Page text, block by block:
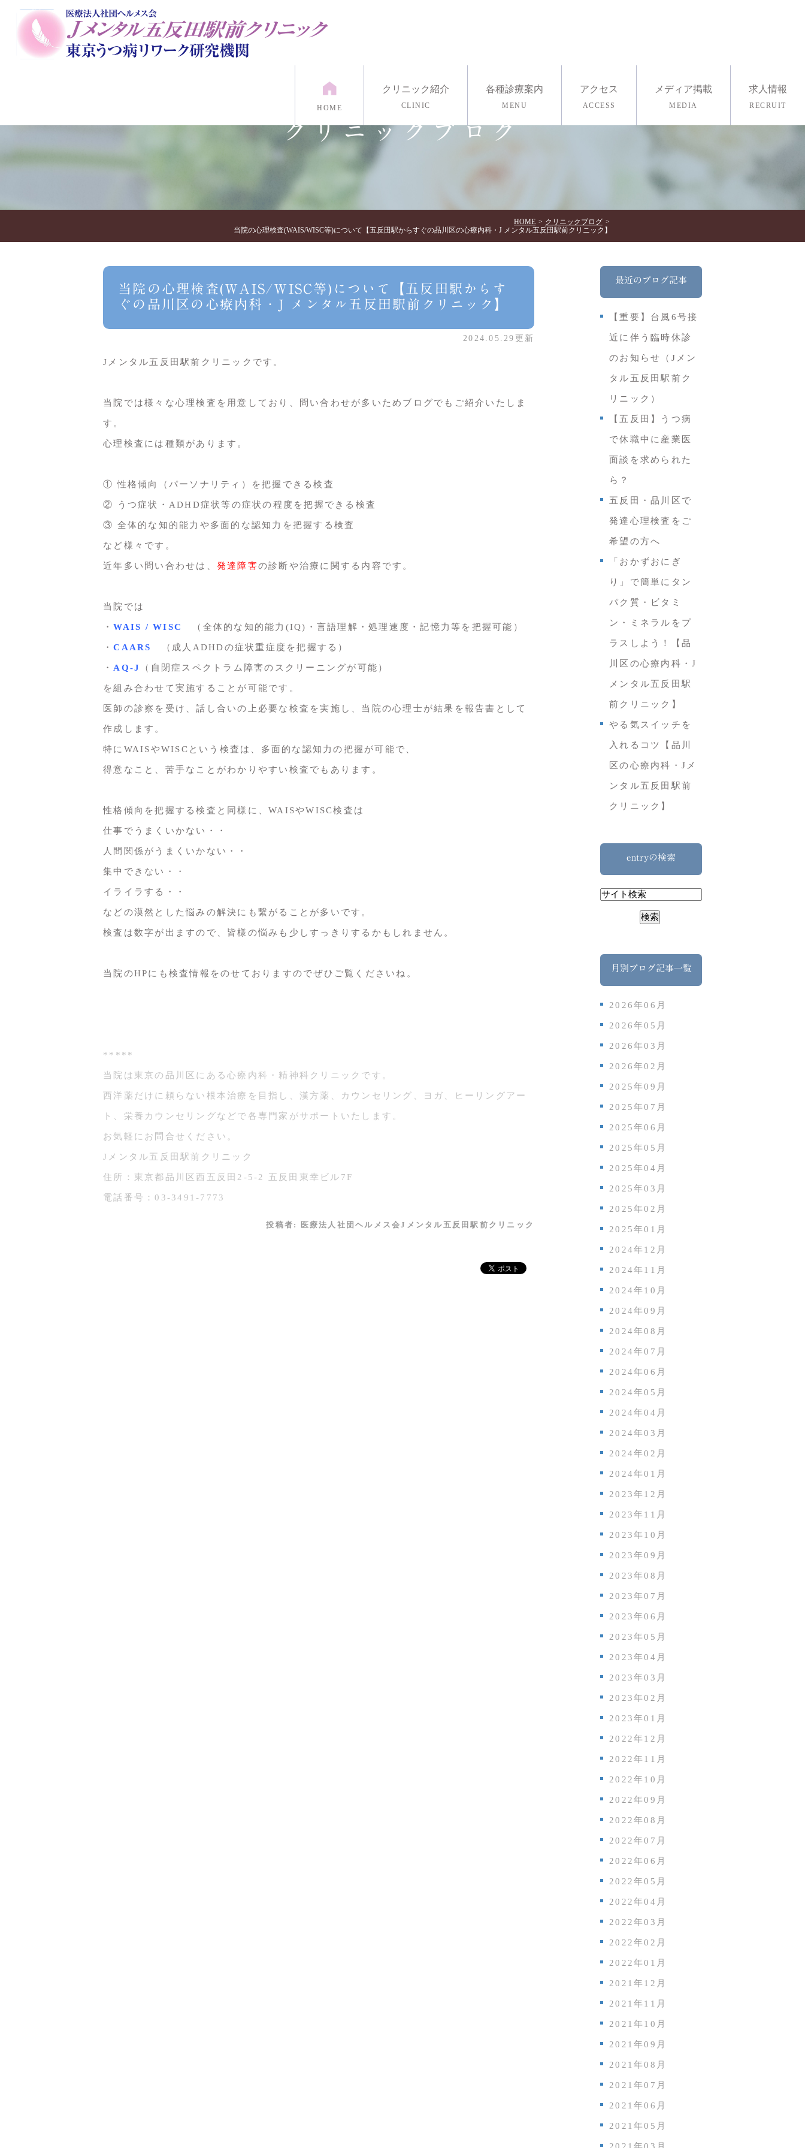
HOME
クリニック紹介
CLINIC
医院紹介 アクセス・診療時間
各種診療案内
MENU
漢方外来 発達外来 リワーク外来
アクセス
ACCESS
メディア掲載
MEDIA
求人情報
RECRUIT
クリニックブログ
HOME
クリニックブログ
当院の心理検査(WAIS/WISC等)について【五反田駅からすぐの品川区の心療内科・J メンタル五反田駅前クリニック】
当院の心理検査(WAIS/WISC等)について【五反田駅からす
ぐの品川区の心療内科・J メンタル五反田駅前クリニック】
2024.05.29更新
Jメンタル五反田駅前クリニックです。
当院では様々な心理検査を用意しており、問い合わせが多いためブログでもご紹介いたしま
す。
心理検査には種類があります。
① 性格傾向（パーソナリティ）を把握できる検査
② うつ症状・ADHD症状等の症状の程度を把握できる検査
③ 全体的な知的能力や多面的な認知力を把握する検査
など様々です。
近年多い問い合わせは、 発達障害の診断や治療に関する内容です。
当院では
・WAIS / WISC （全体的な知的能力(IQ)・言語理解・処理速度・記憶力等を把握可能）
・CAARS （成人ADHDの症状重症度を把握する）
・ AQ-J （自閉症スペクトラム障害のスクリーニングが可能）
を組み合わせて実施することが可能です。
医師の診察を受け、話し合いの上必要な検査を実施し、当院の心理士が結果を報告書として
作成します。
特にWAISやWISCという検査は、多面的な認知力の把握が可能で、
得意なこと、苦手なことがわかりやすい検査でもあります。
性格傾向を把握する検査と同様に、WAISやWISC検査は
仕事でうまくいかない・・
人間関係がうまくいかない・・
集中できない・・
イライラする・・
などの漠然とした悩みの解決にも繋がることが多いです。
検査は数字が出ますので、皆様の悩みも少しすっきりするかもしれません。
当院のHPにも検査情報をのせておりますのでぜひご覧くださいね。
*****
当院は東京の品川区にある心療内科・精神科クリニックです。
西洋薬だけに頼らない根本治療を目指し、漢方薬、カウンセリング、ヨガ、ヒーリングアー
ト、栄養カウンセリングなどで各専門家がサポートいたします。
お気軽にお問合せください。
Jメンタル五反田駅前クリニック
住所：東京都品川区西五反田2-5-2 五反田東幸ビル7F
電話番号：03-3491-7773
投稿者: 医療法人社団ヘルメス会Jメンタル五反田駅前クリニック
最近のブログ記事
【重要】台風6号接
近に伴う臨時休診
のお知らせ（Jメン
タル五反田駅前ク
リニック）
【五反田】うつ病
で休職中に産業医
面談を求められた
ら？
五反田・品川区で
発達心理検査をご
希望の方へ
「おかずおにぎ
り」で簡単にタン
パク質・ビタミ
ン・ミネラルをプ
ラスしよう！【品
川区の心療内科・J
メンタル五反田駅
前クリニック】
やる気スイッチを
入れるコツ【品川
区の心療内科・Jメ
ンタル五反田駅前
クリニック】
entryの検索
月別ブログ記事一覧
2026年06月
2026年05月
2026年03月
2026年02月
2025年09月
2025年07月
2025年06月
2025年05月
2025年04月
2025年03月
2025年02月
2025年01月
2024年12月
2024年11月
2024年10月
2024年09月
2024年08月
2024年07月
2024年06月
2024年05月
2024年04月
2024年03月
2024年02月
2024年01月
2023年12月
2023年11月
2023年10月
2023年09月
2023年08月
2023年07月
2023年06月
2023年05月
2023年04月
2023年03月
2023年02月
2023年01月
2022年12月
2022年11月
2022年10月
2022年09月
2022年08月
2022年07月
2022年06月
2022年05月
2022年04月
2022年03月
2022年02月
2022年01月
2021年12月
2021年11月
2021年10月
2021年09月
2021年08月
2021年07月
2021年06月
2021年05月